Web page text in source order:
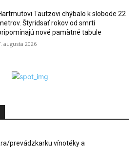
Tautzovi chýbalo k slobode 22
Štyridsať rokov od smrti
nové pamätné tabule
augusta 2026
prevádzkarku vínotéky a